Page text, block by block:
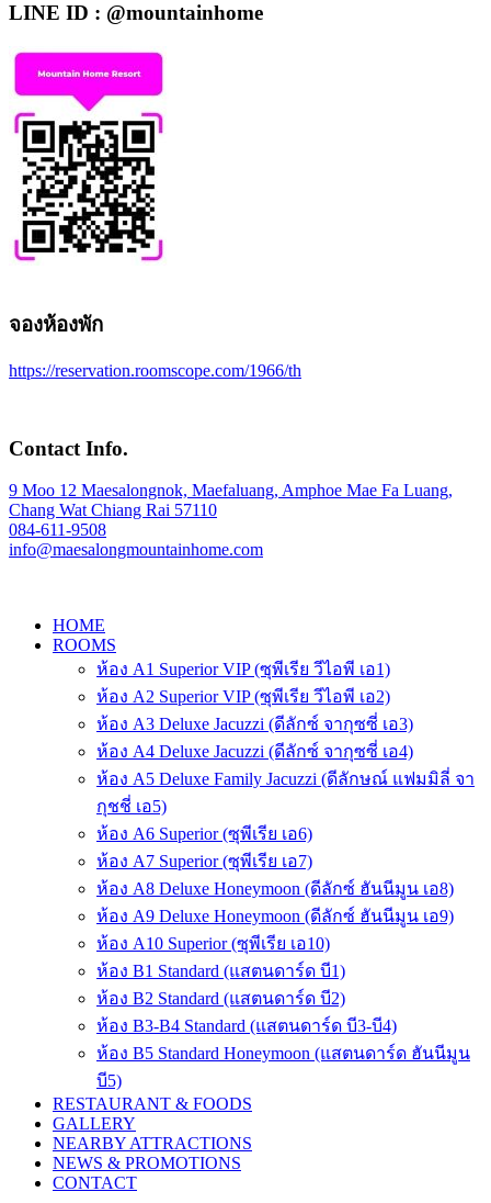
LINE ID : @mountainhome
จองห้องพัก
https://reservation.roomscope.com/1966/th
Contact Info.
9 Moo 12 Maesalongnok, Maefaluang, Amphoe Mae Fa Luang,
Chang Wat Chiang Rai 57110
084-611-9508
info@maesalongmountainhome.com
HOME
ROOMS
ห้อง A1 Superior VIP (ซุพีเรีย วีไอพี เอ1)
ห้อง A2 Superior VIP (ซุพีเรีย วีไอพี เอ2)
ห้อง A3 Deluxe Jacuzzi (ดีลักซ์ จากุซซี่ เอ3)
ห้อง A4 Deluxe Jacuzzi (ดีลักซ์ จากุซซี่ เอ4)
ห้อง A5 Deluxe Family Jacuzzi (ดีลักษณ์ แฟมมิลี่ จา
กุชชี่ เอ5)
ห้อง A6 Superior (ซุพีเรีย เอ6)
ห้อง A7 Superior (ซุพีเรีย เอ7)
ห้อง A8 Deluxe Honeymoon (ดีลักซ์ ฮันนีมูน เอ8)
ห้อง A9 Deluxe Honeymoon (ดีลักซ์ ฮันนีมูน เอ9)
ห้อง A10 Superior (ซุพีเรีย เอ10)
ห้อง B1 Standard (แสตนดาร์ด บี1)
ห้อง B2 Standard (แสตนดาร์ด บี2)
ห้อง B3-B4 Standard (แสตนดาร์ด บี3-บี4)
ห้อง B5 Standard Honeymoon (แสตนดาร์ด ฮันนีมูน
บี5)
RESTAURANT & FOODS
GALLERY
NEARBY ATTRACTIONS
NEWS & PROMOTIONS
CONTACT